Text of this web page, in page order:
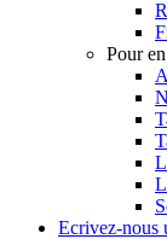
Pour
Ecrivez-nous